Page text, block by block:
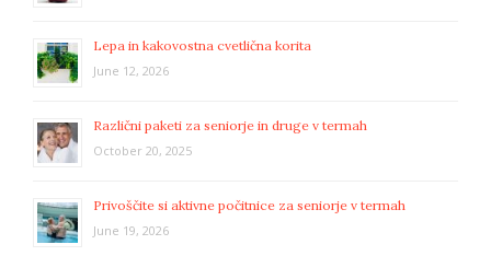
Lepa in kakovostna cvetlična korita
June 12, 2026
Različni paketi za seniorje in druge v termah
October 20, 2025
Privoščite si aktivne počitnice za seniorje v termah
June 19, 2026